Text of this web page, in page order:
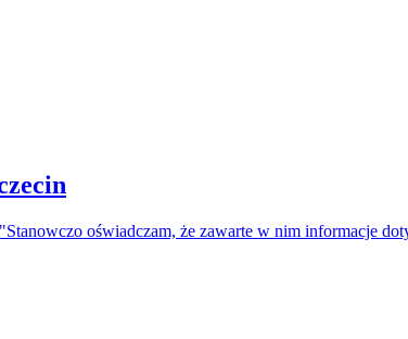
oświadczam, że zawarte w nim informacje